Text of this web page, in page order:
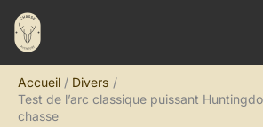
Aller
contenu
Accueil
Divers
Test de l’arc classique puissant
chasse
R
e
h
e